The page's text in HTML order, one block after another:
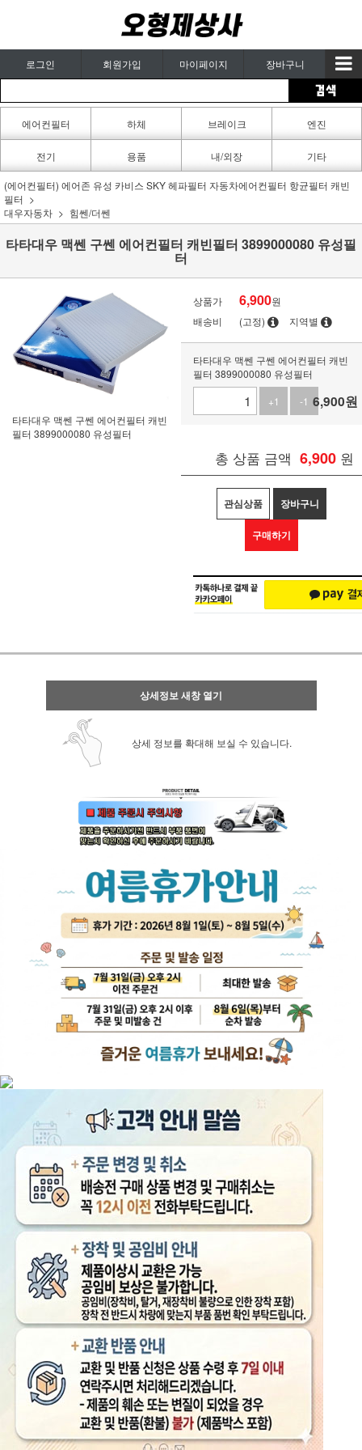
로그인 회원가입 마이페이지 장바구니
에어컨필터
카페인트
하체 브레이크 엔진
전기 용품 내/외장 기타
(에어컨필터) 에어존 유성 카비스 SKY 헤파필터 자동차에어컨필터 항균필터 캐빈
필터
대우자동차
힘쎈/더쎈
타타대우 맥쎈 구쎈 에어컨필터 캐빈필터 3899000080 유성필
터
타타대우 맥쎈 구쎈 에어컨필터 캐빈
필터 3899000080 유성필터
상품가 6,900원
배송비
(고정) 지역별
타타대우 맥쎈 구쎈 에어컨필터 캐빈
필터 3899000080 유성필터
+1
-1 6,900원
총 상품 금액 6,900 원
관심상품 장바구니
구매하기
상세정보 새창 열기
상세 정보를 확대해 보실 수 있습니다.